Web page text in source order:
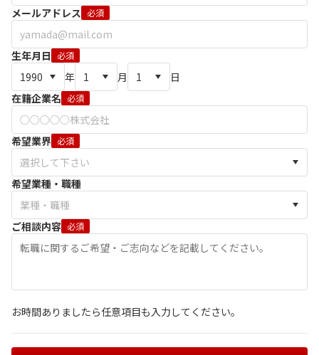
メールアドレス 必須
生年月日 必須
年 月
日
在籍企業名 必須
希望業界 必須
希望業種・職種
ご相談内容 必須
お時間ありましたら任意項目も入力してください。